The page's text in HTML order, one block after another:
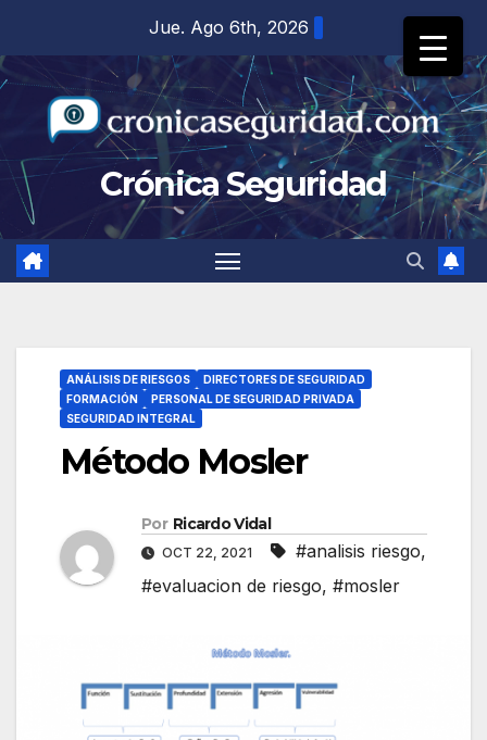
contenido
Jue. Ago 6th, 2026
Crónica Seguridad
ANÁLISIS DE RIESGOS
DIRECTORES DE SEGURIDAD
FORMACIÓN
PERSONAL DE SEGURIDAD PRIVADA
SEGURIDAD INTEGRAL
Método Mosler
Por Ricardo Vidal
OCT 22, 2021 #analisis riesgo,
#evaluacion de riesgo, #mosler